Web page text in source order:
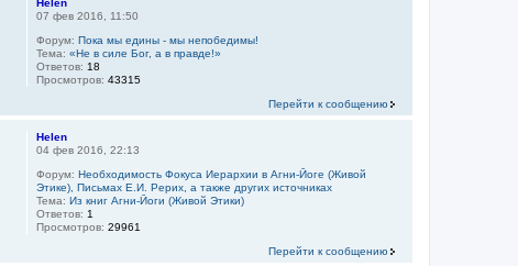
Helen
07 фев 2016, 11:50
Форум:Пока мы едины - мы непобедимы!
Тема:«Не в силе Бог, а в правде!»
Ответов: 18
Просмотров:43315
Перейти к сообщению
Helen
04 фев 2016, 22:13
Форум:Необходимость Фокуса Иерархии в Агни-Йоге (Живой
Этике), Письмах Е.И. Рерих, а также других источниках
Тема:Из книг Агни-Йоги (Живой Этики)
Ответов: 1
Просмотров:29961
Перейти к сообщению